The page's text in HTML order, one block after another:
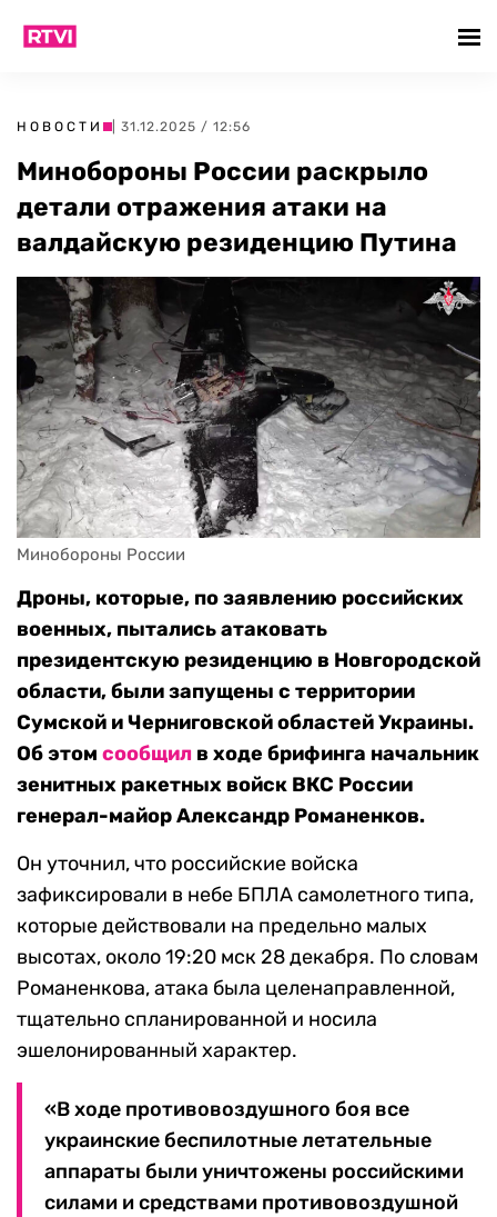
НОВОСТИ | 31.12.2025 / 12:56
Минобороны России раскрыло
детали отражения атаки на
валдайскую резиденцию Путина
Минобороны России
Дроны, которые, по заявлению российских
военных, пытались атаковать
президентскую резиденцию в Новгородской
области, были запущены с территории
Сумской и Черниговской областей Украины.
Об этом сообщил в ходе брифинга начальник
зенитных ракетных войск ВКС России
генерал-майор Александр Романенков.
Он уточнил, что российские войска
зафиксировали в небе БПЛА самолетного типа,
которые действовали на предельно малых
высотах, около 19:20 мск 28 декабря. По словам
Романенкова, атака была целенаправленной,
тщательно спланированной и носила
эшелонированный характер.
«В ходе противовоздушного боя все
украинские беспилотные летательные
аппараты были уничтожены российскими
силами и средствами противовоздушной